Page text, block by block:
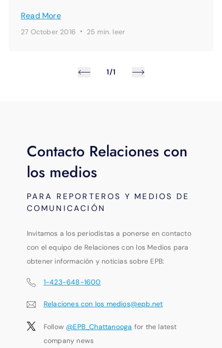
Read More
27 October 2016 · 25 min. leer
1/1
Contacto Relaciones con
los medios
PARA REPORTEROS Y MEDIOS DE
COMUNICACIÓN
Invitamos a los periodistas a ponerse en contacto
con el equipo de Relaciones con los Medios para
obtener información y noticias sobre EPB:
1-423-648-1600
Relaciones con los medios@epb.net
Follow @EPB_Chattanooga for the latest
company news